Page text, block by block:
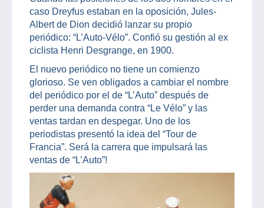
caso Dreyfus estaban en la oposición, Jules-
Albert de Dion decidió lanzar su propio
periódico: “L’Auto-Vélo”. Confió su gestión al ex
ciclista Henri Desgrange, en 1900.
El nuevo periódico no tiene un comienzo
glorioso. Se ven obligados a cambiar el nombre
del periódico por el de “L’Auto” después de
perder una demanda contra “Le Vélo” y las
ventas tardan en despegar. Uno de los
periodistas presentó la idea del “Tour de
Francia”. Será la carrera que impulsará las
ventas de “L’Auto”!